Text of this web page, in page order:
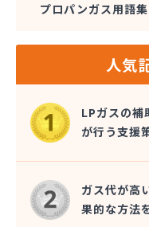
株式会社三金住宅
株式会社山口商店
株式会社山本燃料
株式会社市川燃料店
株式会社滋田燃料
株式会社式会社大勝
株式会社樹木屋
株式会社秋元商店
株式会社小泉太郎商
株式会社昭光
株式会社松陰会舘
プロパンガス用語集
人気
LPガスの補
が行う支援
ガス代が高
果的な方法